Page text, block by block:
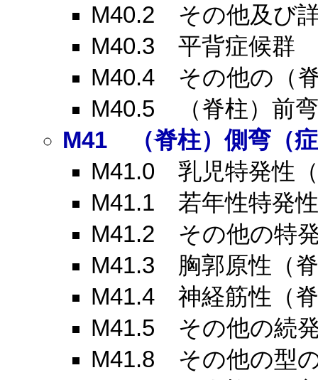
M40.2 その他及び
M40.3 平背症候群
M40.4 その他の（
M40.5 （脊柱）前
M41 （脊柱）側弯（
M41.0 乳児特発性
M41.1 若年性特発
M41.2 その他の特
M41.3 胸郭原性（
M41.4 神経筋性（
M41.5 その他の続
M41.8 その他の型